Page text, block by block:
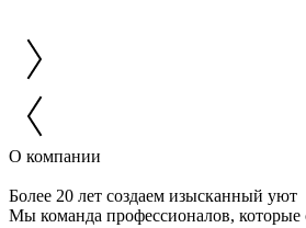
О компании
Более 20 лет создаем изысканный уют
Мы команда профессионалов,